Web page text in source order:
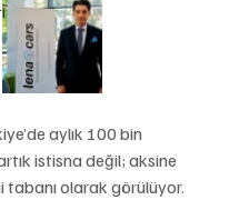
aylık 100 bin
istisna değil; aksine
tabanı olarak görülüyor.